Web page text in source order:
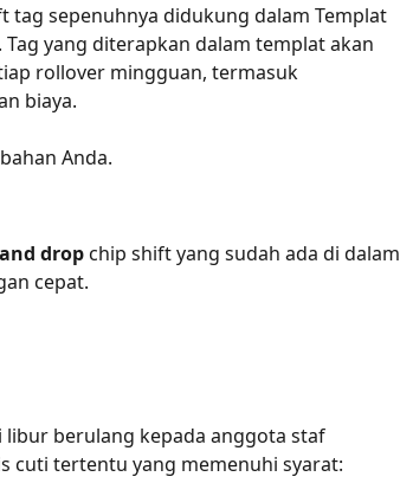
tag sepenuhnya didukung dalam Templat
yang diterapkan dalam templat akan
rollover mingguan, termasuk
biaya.
Anda.
drop chip shift yang sudah ada di dalam
cepat.
berulang kepada anggota staf
cuti tertentu yang memenuhi syarat: